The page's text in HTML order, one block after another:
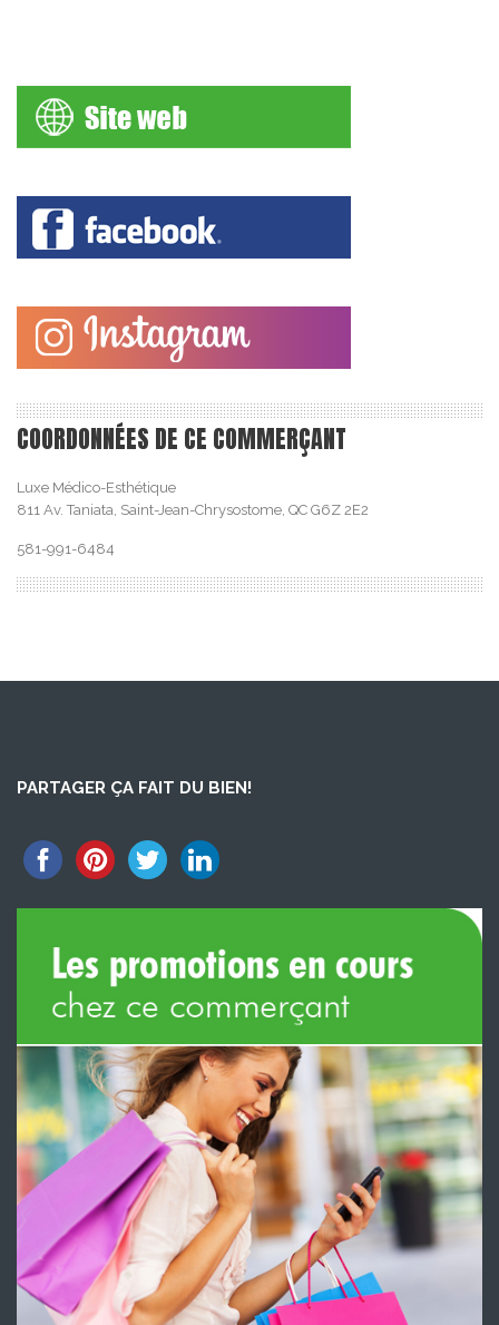
COORDONNÉES DE CE COMMERÇANT
Luxe Médico-Esthétique
811 Av. Taniata, Saint-Jean-Chrysostome, QC G6Z 2E2
581-991-6484
PARTAGER ÇA FAIT DU BIEN!